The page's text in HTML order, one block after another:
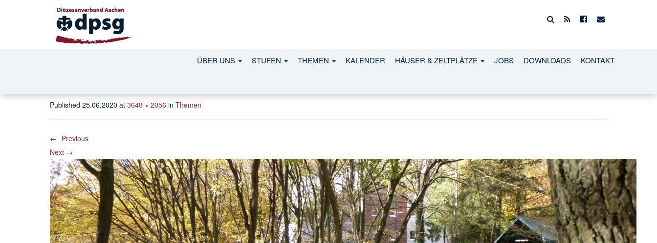
ÜBER UNS STUFEN THEMEN KALENDER HÄUSER & ZELTPLÄTZE JOBS DOWNLOADS KONTAKT
Published 25.06.2020 at 3648 × 2056 in Themen
←
Previous
Next →